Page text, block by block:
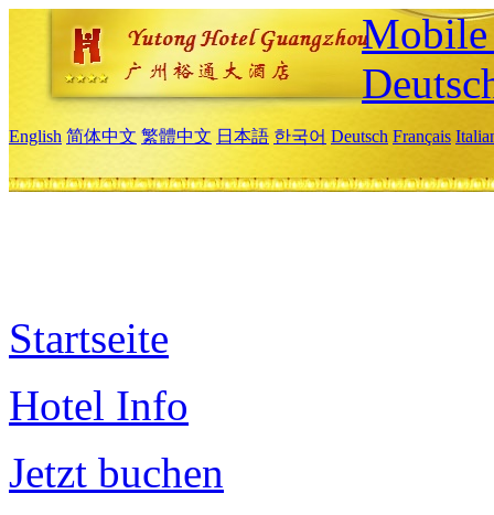
Mobile
English 简体中文 繁體中文 日本語 한국어 Deutsch Français
Startseite
Hotel Info
Jetzt buchen